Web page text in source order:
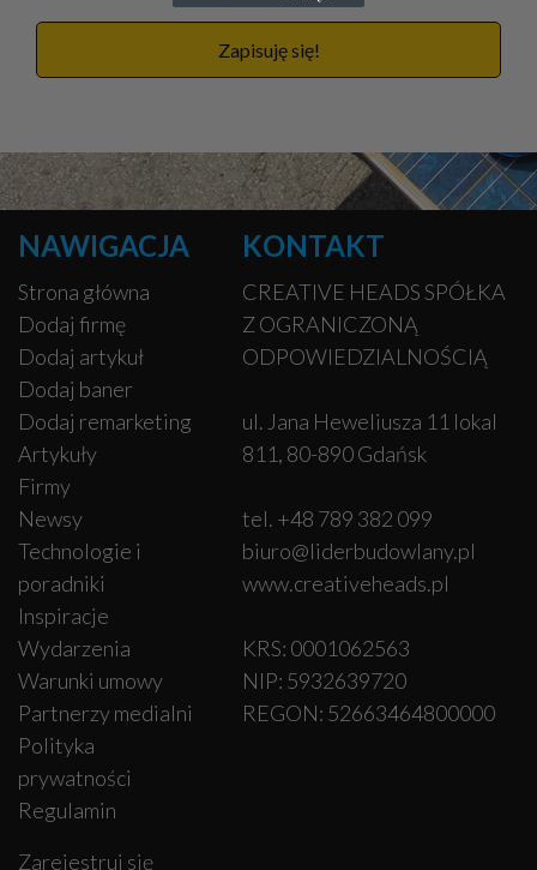
Zapisuję się!
NAWIGACJA
Strona główna
Dodaj firmę
Dodaj artykuł
Dodaj baner
Dodaj remarketing
Artykuły
Firmy
Newsy
Technologie i
poradniki
Inspiracje
Wydarzenia
Warunki umowy
Partnerzy medialni
Polityka
prywatności
Regulamin
Zarejestruj się
KONTAKT
CREATIVE HEADS SPÓŁKA
Z OGRANICZONĄ
ODPOWIEDZIALNOŚCIĄ
ul. Jana Heweliusza 11 lokal
811, 80-890 Gdańsk
tel. +48 789 382 099
biuro@liderbudowlany.pl
www.creativeheads.pl
KRS: 0001062563
NIP: 5932639720
REGON: 52663464800000